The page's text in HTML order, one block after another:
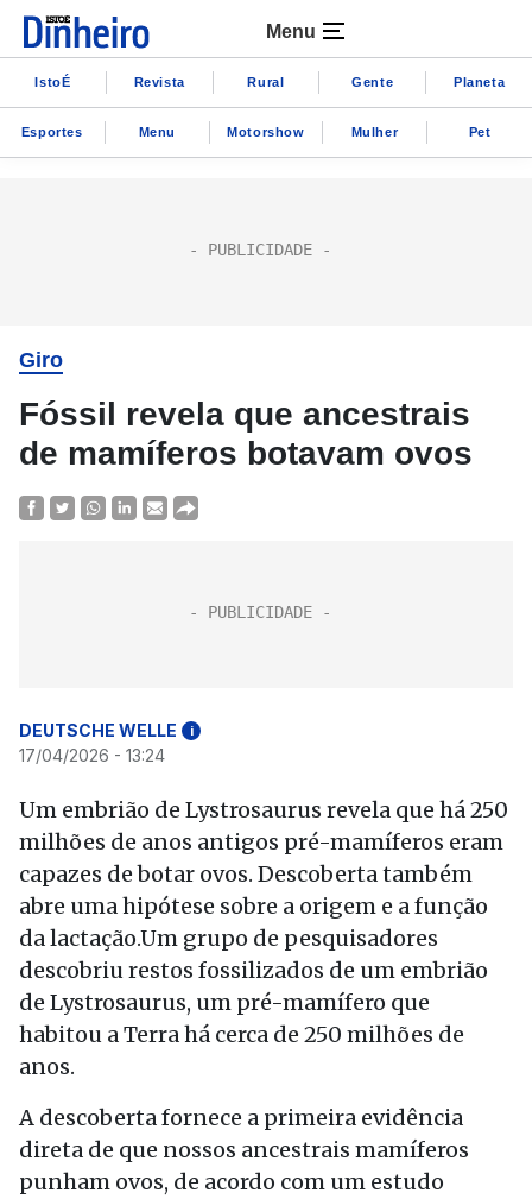
Menu
IstoÉ Revista Rural Gente Planeta
Esportes Menu Motorshow Mulher Pet
Giro
Fóssil revela que ancestrais
de mamíferos botavam ovos
DEUTSCHE WELLE i
17/04/2026 - 13:24
Um embrião de Lystrosaurus revela que há 250
milhões de anos antigos pré-mamíferos eram
capazes de botar ovos. Descoberta também
abre uma hipótese sobre a origem e a função
da lactação.Um grupo de pesquisadores
descobriu restos fossilizados de um embrião
de Lystrosaurus, um pré-mamífero que
habitou a Terra há cerca de 250 milhões de
anos.
A descoberta fornece a primeira evidência
direta de que nossos ancestrais mamíferos
punham ovos, de acordo com um estudo